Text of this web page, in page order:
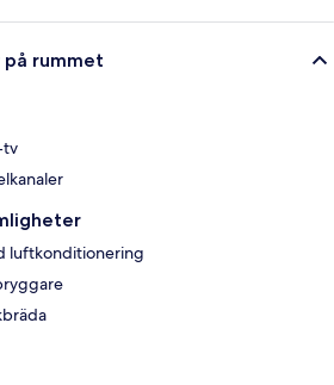
rummet
tv
luftkonditionering